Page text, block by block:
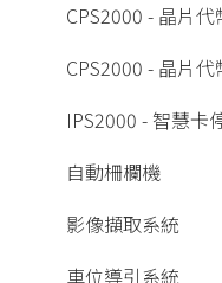
CPS2000 - 晶片
CPS2000 - 晶片
IPS2000 - 智慧卡
自動柵欄機
影像擷取系統
車位導引系統